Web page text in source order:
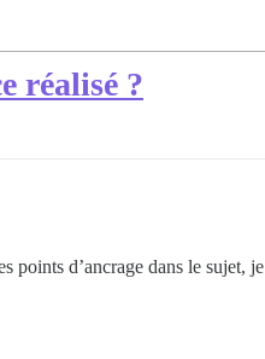
réalisé ?
points d’ancrage dans le sujet, je